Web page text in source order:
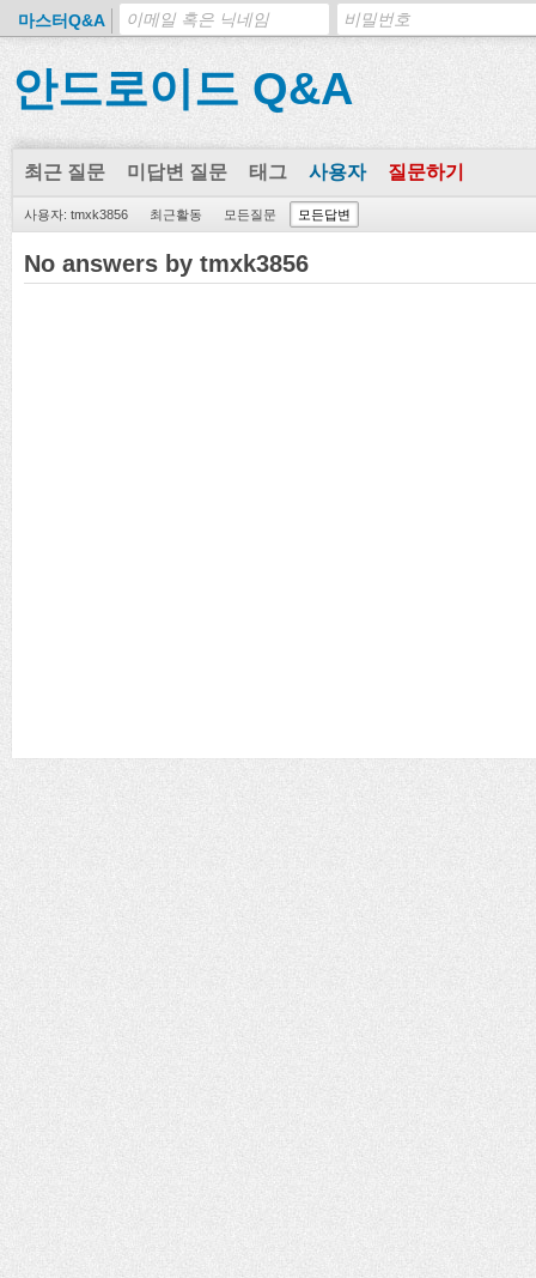
마스터Q&A
안드로이드 Q&A
최근 질문 미답변 질문 태그 사용자 질문하기
사용자: tmxk3856 최근활동 모든질문 모든답변
No answers by tmxk3856